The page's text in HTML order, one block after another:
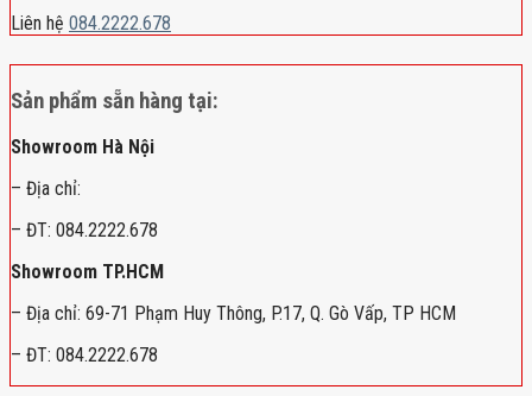
Liên hệ 084.2222.678
Sản phẩm sẵn hàng tại:
Showroom Hà Nội
– Địa chỉ:
– ĐT: 084.2222.678
Showroom TP.HCM
– Địa chỉ: 69-71 Phạm Huy Thông, P.17, Q. Gò Vấp, TP HCM
– ĐT: 084.2222.678